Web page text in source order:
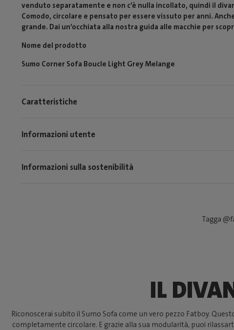
venduto separatamente e non c’è nulla incollato, quindi il
Comodo, circolare e pensato per essere vissuto per anni.
grande. Dai un’occhiata alla nostra guida alle macchie per
Nome del prodotto
Sumo Corner Sofa Boucle Light Grey Melange
Caratteristiche
Informazioni utente
Informazioni sulla sostenibilità
Tagga
IL
Riconoscerai subito il Sumo Sofa come un vero pezzo Fatboy.
completamente circolare. E grazie alla sua modularità, puoi